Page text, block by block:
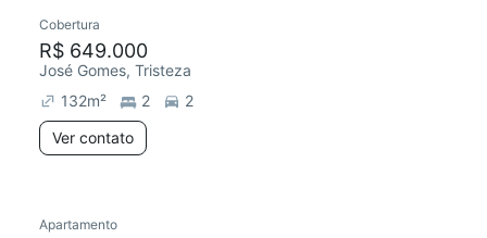
Chegou este mês
Cobertura
R$ 649.000
José Gomes, Tristeza
132m² 2
2
Ver contato
Redecorar
Apartamento